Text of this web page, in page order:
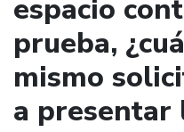
espacio
prueba,
mismo
a presentar